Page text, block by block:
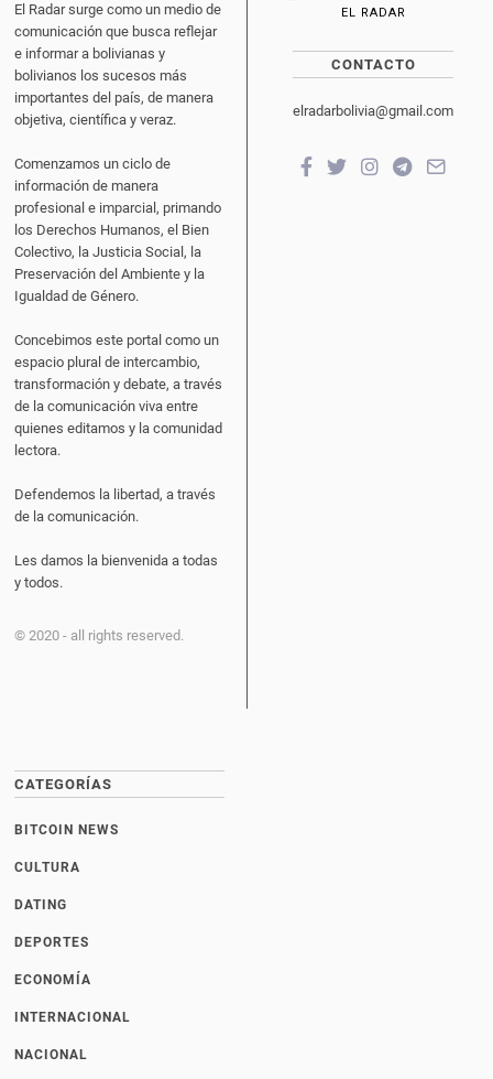
El Radar surge como un medio de
comunicación que busca reflejar
e informar a bolivianas y
bolivianos los sucesos más
importantes del país, de manera
objetiva, científica y veraz.
Comenzamos un ciclo de
información de manera
profesional e imparcial, primando
los Derechos Humanos, el Bien
Colectivo, la Justicia Social, la
Preservación del Ambiente y la
Igualdad de Género.
Concebimos este portal como un
espacio plural de intercambio,
transformación y debate, a través
de la comunicación viva entre
quienes editamos y la comunidad
lectora.
Defendemos la libertad, a través
de la comunicación.
Les damos la bienvenida a todas
y todos.
© 2020 - all rights reserved.
EL RADAR
CONTACTO
elradarbolivia@gmail.com
CATEGORÍAS
BITCOIN NEWS
CULTURA
DATING
DEPORTES
ECONOMÍA
INTERNACIONAL
NACIONAL